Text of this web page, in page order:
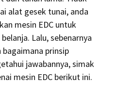
alat gesek tunai, anda
mesin EDC untuk
Lalu, sebenarnya
bagaimana prinsip
jawabannya, simak
mesin EDC berikut ini.